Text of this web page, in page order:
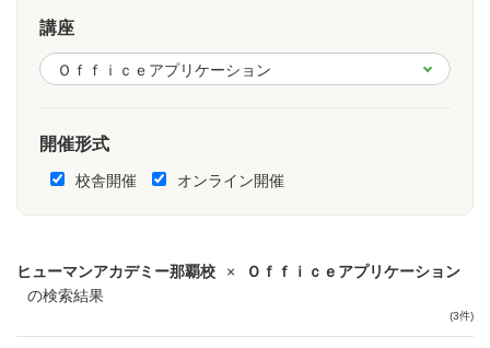
講座
開催形式
校舎開催 オンライン開催
ヒューマンアカデミー那覇校 ×
Ｏｆｆｉｃｅアプリケーション
の検索結果
(3件)